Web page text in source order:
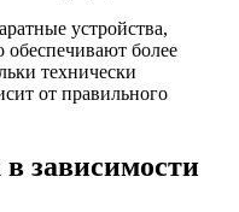
устройства,
обеспечивают более
технически
от правильного
зависимости